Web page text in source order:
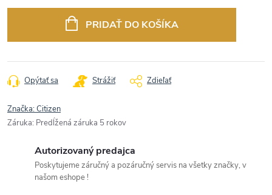
PRIDAŤ DO KOŠÍKA
Opýtať sa Strážiť Zdieľať
Značka:Citizen
Záruka: Predĺžená záruka 5 rokov
Autorizovaný predajca
Poskytujeme záručný a pozáručný servis na všetky značky, v
našom eshope !